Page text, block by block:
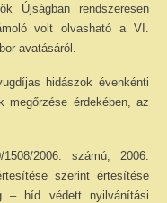
Újságban rendszeresen
volt olvasható a VI.
avatásáról.
hidászok évenkénti
megőrzése érdekében, az
2006. számú, 2006.
szerint értesítése
– híd védett nyilvánítási